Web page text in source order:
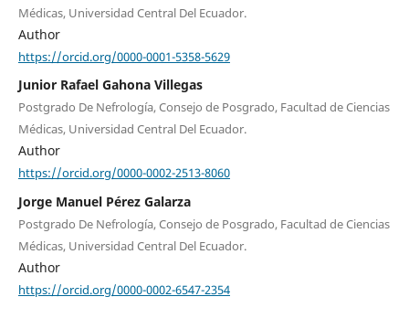
Médicas, Universidad Central Del Ecuador.
Author
https://orcid.org/0000-0001-5358-5629
Junior Rafael Gahona Villegas
Postgrado De Nefrología, Consejo de Posgrado, Facultad de Ciencias
Médicas, Universidad Central Del Ecuador.
Author
https://orcid.org/0000-0002-2513-8060
Jorge Manuel Pérez Galarza
Postgrado De Nefrología, Consejo de Posgrado, Facultad de Ciencias
Médicas, Universidad Central Del Ecuador.
Author
https://orcid.org/0000-0002-6547-2354